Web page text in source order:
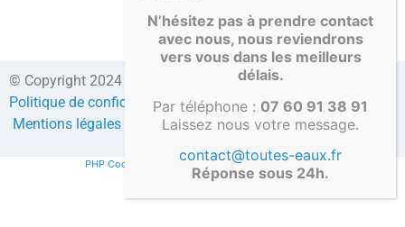
© Copyright 2024 Direct-fosses.com Tous droits réservés –
Politique de confidentialité –Formulaire de contact– CGV
Mentions légales
Compte client
PHP Code Snippets Powered By : XYZScripts.com
N’hésitez pas à prendre contact
avec nous, nous reviendrons
vers vous dans les meilleurs
délais.
Par téléphone : 07 60 91 38 91
Laissez nous votre message.
contact@toutes-eaux.fr
Réponse sous 24h.